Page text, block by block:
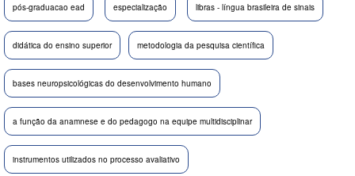
pós-graduacao ead especialização libras - língua brasileira de sinais
didática do ensino superior metodologia da pesquisa científica
bases neuropsicológicas do desenvolvimento humano
a função da anamnese e do pedagogo na equipe multidisciplinar
instrumentos utilizados no processo avaliativo